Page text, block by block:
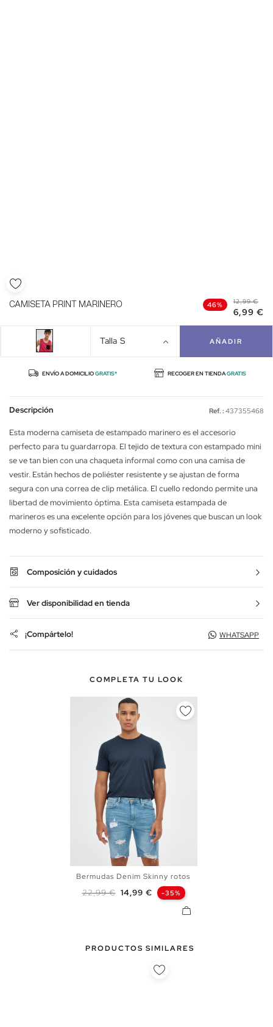
CAMISETA PRINT MARINERO 46% 12,99 €
6,99 €
Talla S AÑADIR
ENVÍO A DOMICILIOGRATIS* RECOGER EN TIENDAGRATIS
Descripción Ref. : 437355468
Esta moderna camiseta de estampado marinero es el accesorio
perfecto para tu guardarropa. El tejido de textura con estampado mini
se ve tan bien con una chaqueta informal como con una camisa de
vestir. Están hechos de poliéster resistente y se ajustan de forma
segura con una correa de clip metálica. El cuello redondo permite una
libertad de movimiento óptima. Esta camiseta estampada de
marineros es una excelente opción para los jóvenes que buscan un look
moderno y sofisticado.
Composición y cuidados
Ver disponibilidad en tienda
¡Compártelo! WHATSAPP
COMPLETA TU LOOK
36 38 40 42 44
46
48
Bermudas Denim Skinny rotos
Precio base
22,99 € Precio
14,99 € -35%
PRODUCTOS SIMILARES